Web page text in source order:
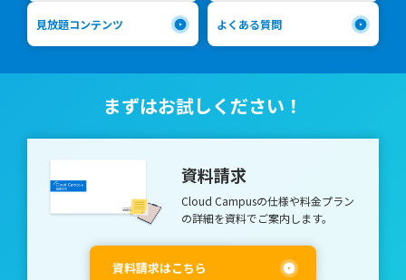
のオファーがあったとしても、転職はしばし思いとどまる可能性
があります。 モチベーションを構成する6つのポイント 「内発的
ドワード・L.デシ氏とリチャード・フラスト氏（著書『人を伸ば
つのカテゴリーに大別しました。 そして、冒頭で触れたアンケ
氏とニール・ドシ氏は、それらを現代の職場環境に置き換え、人
が働く動機には次の6種類があるとしました。 1．楽しみ（Pla
y） 仕事自体が楽しいから働く。楽しみとは、新しいことへの好
奇心。楽しみが大きいと、たとえ仕事で難題にぶつかってもチャ
レンジ精神が刺激される。 2．意義（Purpose） 仕事が生み出す
価値に意義を感じる。仕事のアウトプットが社会的貢献につなが
ることに働きがいを感じる。 3．可能性 （Potential） 仕事を頑
張ることが自身の向上につながる。仕事で成果を上げることが自
です。 新入社員の意欲を高める3つのコツ ①職場の一員として認
める 新入社員は仕事のことも会社のこともあまり把握できてい
ないため、常に不安を感じています。 まずは、上司や先輩のほ
ラなどの問題にも上司が気を配らなければなりません。 新人を
「新人」として一括りに考えるのではなく、一人ひとりの個人と
して向き合っていく意識を持つことも重要な要素です。 新入社
持つべきでしょう。 ②社会人マナーや会社ルールを積極的に共
有する 新入社員は不安を抱えながらも、社会人としてのマナー
や会社のルールを早く身につけて、会社の戦力として成果を挙げ
たいと思っています。 既存の社員はその気持ちを理解したうえ
るでしょう。 また、新入社員は既存の社員とは気質が異なるケ
ースがあります。 それを「最近の若者は……」のひとことで片付
となりました。 結果、従業員が契約解除となっただけでなく、
店舗を運営していた会社の役員は報酬の一部を自主返納すること
を発表。また、空港の公式ウェブサイトからは正式に謝罪文が掲
社員が、「同僚が睡眠導入剤を不正に入手し、飲み会でお酒に入
れた」などとツイート。医薬品を適切に扱わなければならないは
ずのプロが、いたずらに使用したことに対してモラルを疑う書き
ニア ある会社のシステムエンジニアが、競合会社の社長につい
て「何もわかってねーなー」などとツイート。他にも過激な発言
や自身の会社への批判を繰り返していました。 本人は属してい
る会社を明かしていませんでしたが、その他のツイートなどから
エンジニアが」と社名つきで炎上する結果となりました。 海外
での「炎上」事例 ・大手ピザショップ 従業員 従業員が、店舗
見放題コンテンツ よくある質問
まずはお試しください！
資料請求
Cloud Campusの仕様や料金プラン
の詳細を資料でご案内します。
資料請求はこちら